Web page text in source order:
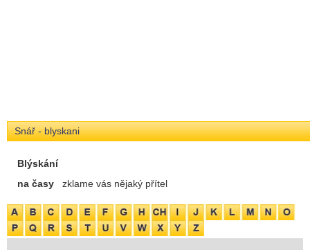
Snář - blyskani
Blýskání
na časy
zklame vás nějaký přítel